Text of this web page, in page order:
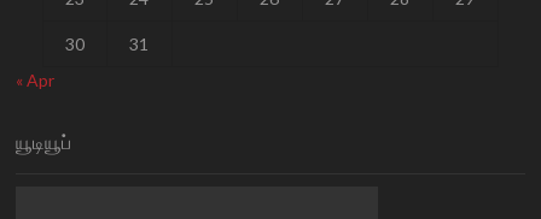
30
31
« Apr
யூடியூப்